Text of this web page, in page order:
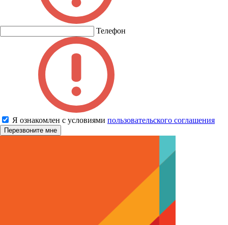
Телефон
Я ознакомлен с условиями пользовательского соглашения